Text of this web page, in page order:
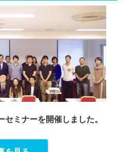
セミナーを開催しました。